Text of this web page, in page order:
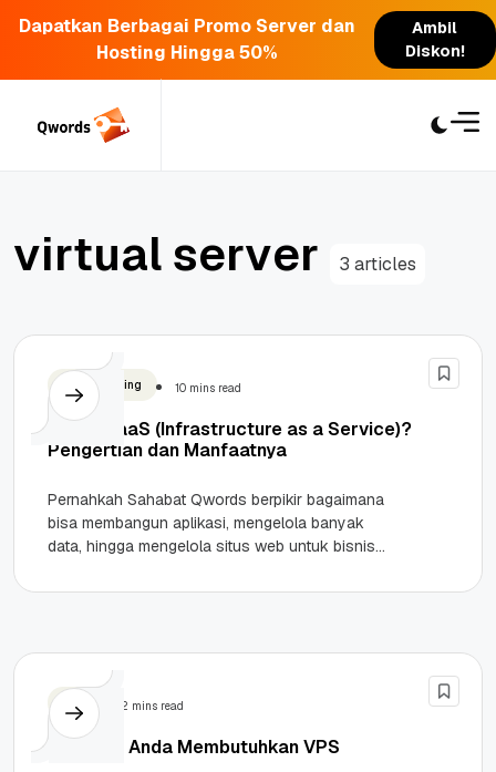
Dapatkan Berbagai Promo Server dan
Hosting Hingga 50%
Ambil
Diskon!
virtual server 3 articles
Cloud Hosting 10 mins read
Apa Itu IaaS (Infrastructure as a Service)?
Pengertian dan Manfaatnya
Pernahkah Sahabat Qwords berpikir bagaimana
bisa membangun aplikasi, mengelola banyak
data, hingga mengelola situs web untuk bisnis
ruang data...
2 mins read
4 Alasan Anda Membutuhkan VPS